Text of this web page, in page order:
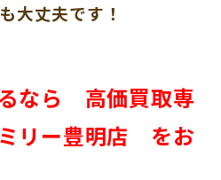
大丈夫です！
なら 高価買取専
リー豊明店 をお